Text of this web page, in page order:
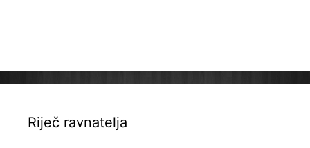
Riječ ravnatelja